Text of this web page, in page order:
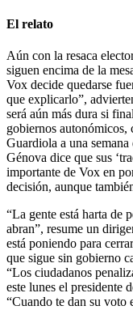
El relato
Aún con la resaca
siguen encima de la
Vox decide quedarse
que explicarlo”,
será aún más dura si
gobiernos
Guardiola a una
Génova dice que sus
importante de Vox en
decisión, aunque
“La gente está harta de
abran”, resume un
está poniendo para
que sigue sin gobierno
“Los ciudadanos
este lunes el presidente
“Cuando te dan su voto